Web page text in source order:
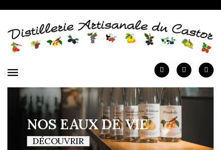
menu
NOS EAUX DE VIE
DÉCOUVRIR